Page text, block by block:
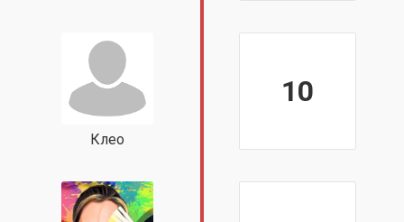
Клео
10